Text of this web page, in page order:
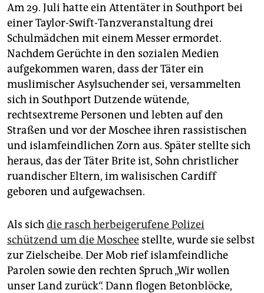
Am 29. Juli hatte ein Attentäter in Southport bei
einer Taylor-Swift-Tanzveranstaltung drei
Schulmädchen mit einem Messer ermordet.
Nachdem Gerüchte in den sozialen Medien
aufgekommen waren, dass der Täter ein
muslimischer Asylsuchender sei, versammelten
sich in Southport Dutzende wütende,
rechtsextreme Personen und lebten auf den
Straßen und vor der Moschee ihren rassistischen
und islamfeindlichen Zorn aus. Später stellte sich
heraus, das der Täter Brite ist, Sohn christlicher
ruandischer Eltern, im walisischen Cardiff
geboren und aufgewachsen.
Als sichdie rasch herbeigerufene Polizei
schützend um die Moschee stellte, wurde sie selbst
zur Zielscheibe. Der Mob rief islamfeindliche
Parolen sowie den rechten Spruch „Wir wollen
unser Land zurück“. Dann flogen Betonblöcke,